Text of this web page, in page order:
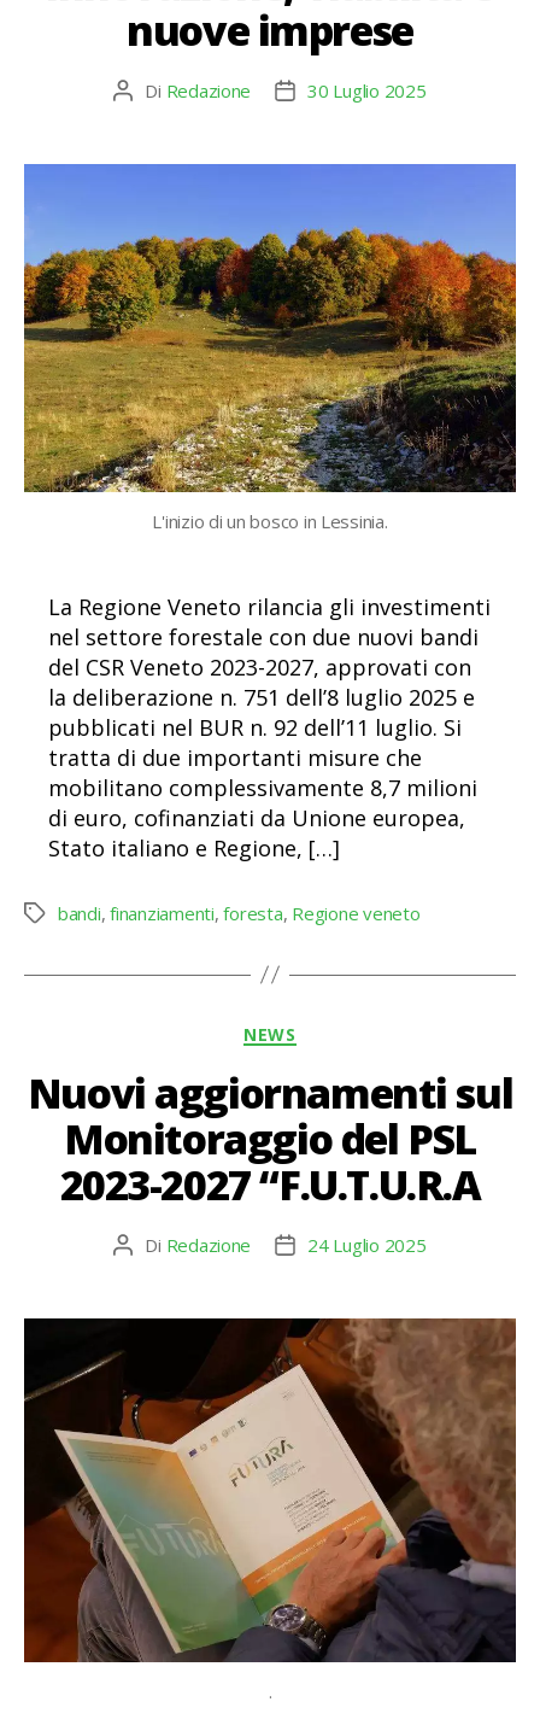
nuove imprese
Autore
Di Redazione
Data30 Luglio 2025
L'inizio di un bosco in Lessinia.
La Regione Veneto rilancia gli investimenti
nel settore forestale con due nuovi bandi
del CSR Veneto 2023-2027, approvati con
la deliberazione n. 751 dell’8 luglio 2025 e
pubblicati nel BUR n. 92 dell’11 luglio. Si
tratta di due importanti misure che
mobilitano complessivamente 8,7 milioni
di euro, cofinanziati da Unione europea,
Stato italiano e Regione, […]
Tag bandi,finanziamenti,foresta, Regione veneto
Categorie
NEWS
Nuovi aggiornamenti sul
Monitoraggio del PSL
2023-2027 “F.U.T.U.R.A
Autore
Di Redazione
Data24 Luglio 2025
.